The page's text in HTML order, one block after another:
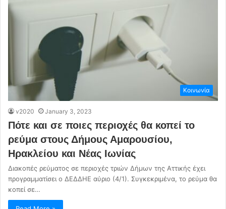
Κοινωνία
v2020 January 3, 2023
Πότε και σε ποιες περιοχές θα κοπεί το
ρεύμα στους Δήμους Αμαρουσίου,
Ηρακλείου και Νέας Ιωνίας
Διακοπές ρεύματος σε περιοχές τριών Δήμων της Αττικής έχει
προγραμματίσει ο ΔΕΔΔΗΕ αύριο (4/1). Συγκεκριμένα, το ρεύμα θα
κοπεί σε…